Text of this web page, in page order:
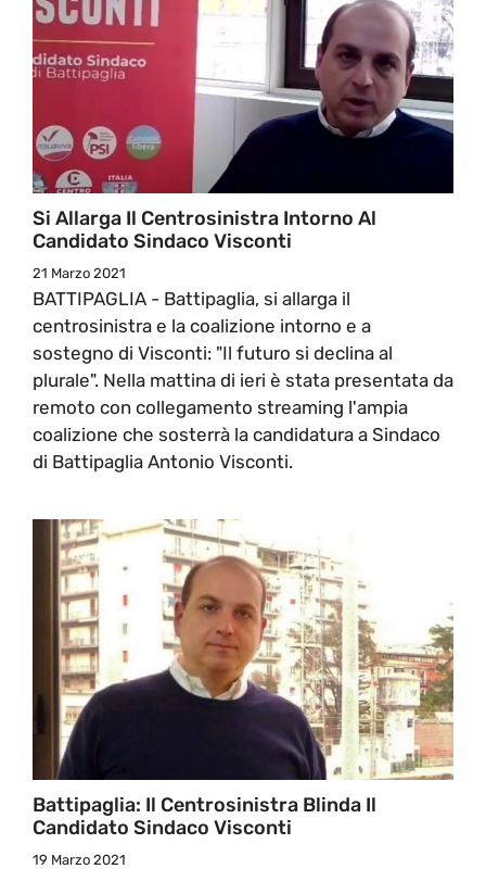
Si Allarga Il Centrosinistra Intorno Al
Candidato Sindaco Visconti
21 Marzo 2021
BATTIPAGLIA - Battipaglia, si allarga il
centrosinistra e la coalizione intorno e a
sostegno di Visconti: "Il futuro si declina al
plurale". Nella mattina di ieri è stata presentata da
remoto con collegamento streaming l'ampia
coalizione che sosterrà la candidatura a Sindaco
di Battipaglia Antonio Visconti.
Battipaglia: Il Centrosinistra Blinda Il
Candidato Sindaco Visconti
19 Marzo 2021